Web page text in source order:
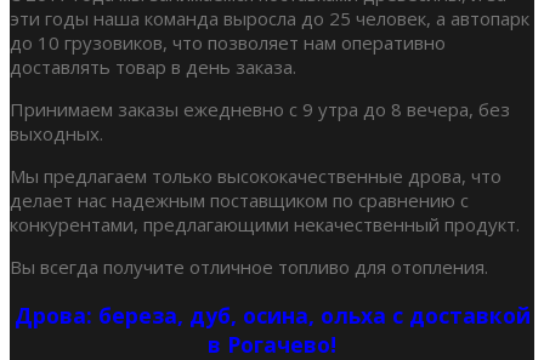
эти годы наша команда выросла до 25 человек, а автопарк
до 10 грузовиков, что позволяет нам оперативно
доставлять товар в день заказа.
Принимаем заказы ежедневно с 9 утра до 8 вечера, без
выходных.
Мы предлагаем только высококачественные дрова, что
делает нас надежным поставщиком по сравнению с
конкурентами, предлагающими некачественный продукт.
Вы всегда получите отличное топливо для отопления.
Дрова: береза, дуб, осина, ольха с доставкой
в Рогачево!